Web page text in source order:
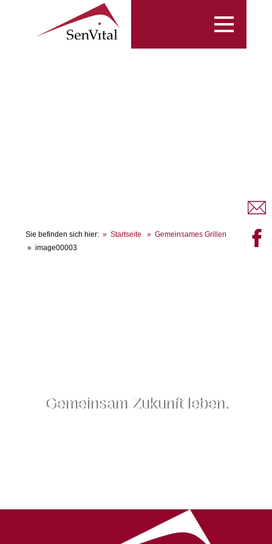
Toggle
Sie befinden sich hier: Startseite
Gemeinsames Grillen
image00003
Gemeinsam Zukunft leben.